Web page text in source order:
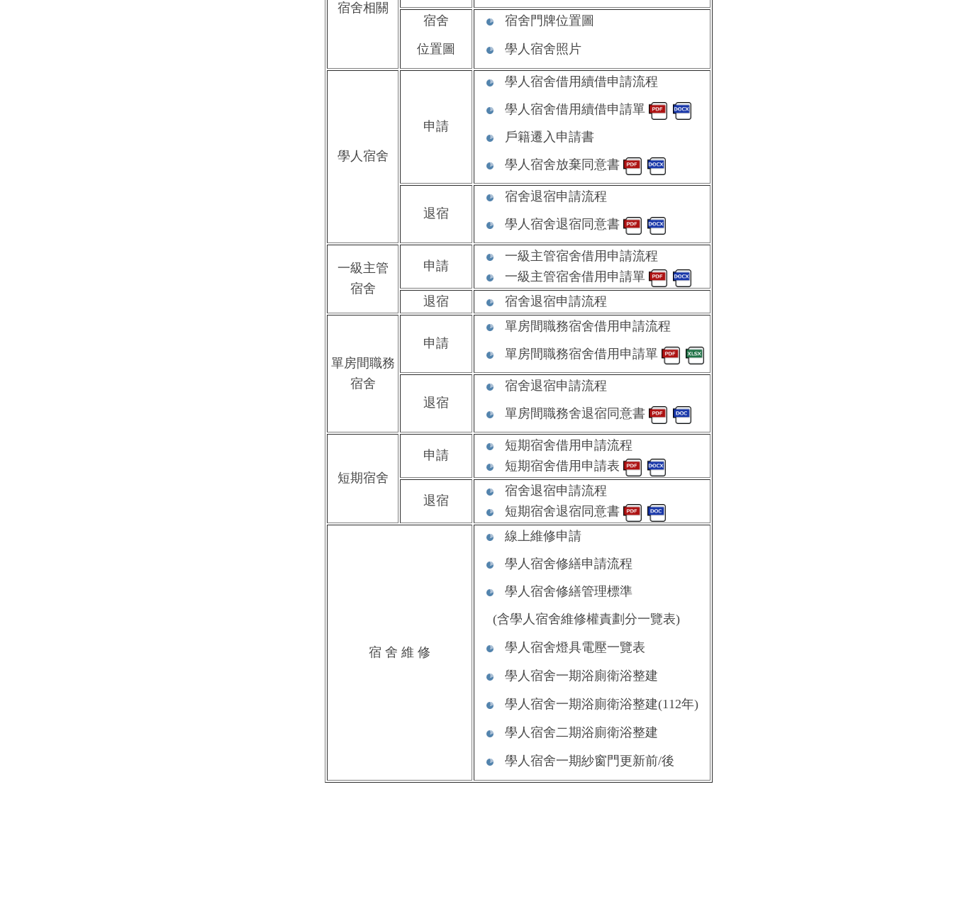
宿舍相關
宿舍
位置圖
宿舍門牌位置圖
學人宿舍照片
學人宿舍
申請
學人宿舍借用續借申請流程
學人宿舍借用續借申請單
戶籍遷入申請書
學人宿舍放棄同意書
退宿
宿舍退宿申請流程
學人宿舍退宿同意書
一級主管
宿舍
申請
一級主管宿舍借用申請流程
一級主管宿舍借用申請單
退宿
宿舍退宿申請流程
單房間職務
宿舍
申請
單房間職務宿舍借用申請流程
單房間職務宿舍借用申請單
退宿
宿舍退宿申請流程
單房間職務舍退宿同意書
短期宿舍
申請
短期宿舍借用申請流程
短期宿舍借用申請表
退宿
宿舍退宿申請流程
短期宿舍退宿同意書
宿 舍 維 修
線上維修申請
學人宿舍修繕申請流程
學人宿舍修繕管理標準
(含學人宿舍維修權責劃分一覽表)
學人宿舍燈具電壓一覽表
學人宿舍一期浴廁衛浴整建
學人宿舍一期浴廁衛浴整建(112年)
學人宿舍二期浴廁衛浴整建
學人宿舍一期紗窗門更新前/後